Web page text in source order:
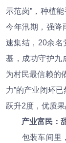
示范岗”，种植
今年汛期，强降
速集结，20余名
基，成功守护九
为村民最信赖的
力”的产业闭环
跃升2度，优质果
产业富民：
包装车间里，